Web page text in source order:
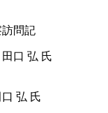
問記
弘 氏